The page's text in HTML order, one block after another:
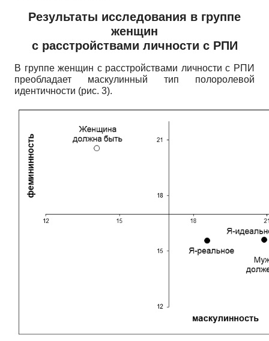
Результаты исследования в группе
женщин
с расстройствами личности с РПИ
В группе женщин с расстройствами личности с РПИ
преобладает маскулинный тип полоролевой
идентичности (рис. 3).